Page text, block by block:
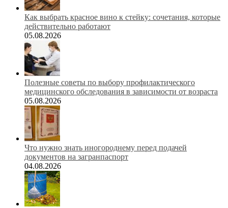
Как выбрать красное вино к стейку: сочетания, которые
действительно работают
05.08.2026
Полезные советы по выбору профилактического
медицинского обследования в зависимости от возраста
05.08.2026
Что нужно знать иногороднему перед подачей
документов на загранпаспорт
04.08.2026